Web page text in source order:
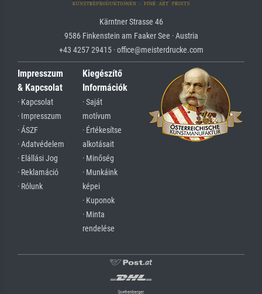
Kärntner Strasse 46
9586 Finkenstein am Faaker See · Austria
+43 4257 29415 · office@meisterdrucke.com
Impresszum
& Kapcsolat
· Kapcsolat
· Impresszum
· ÁSZF
· Adatvédelem
· Elállási Jog
· Reklamáció
· Rólunk
Kiegészítő
Információk
· Saját
motívum
· Értékesítse
alkotásait
· Minőség
· Munkáink
képei
· Kuponok
· Minta
rendelése